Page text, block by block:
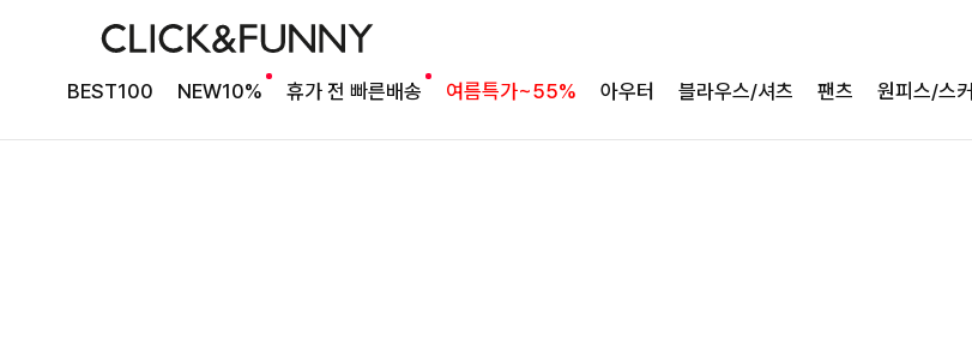
BEST100 NEW10% 휴가 전 빠른배송 여름특가~55% 아우터 블라우스/셔츠 팬츠 원피스/스
여름의 끝을 완성할
감각적인 원피스